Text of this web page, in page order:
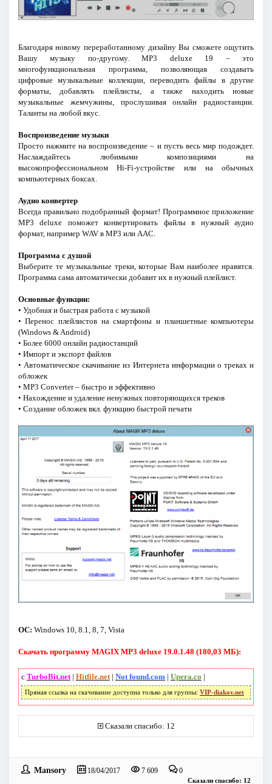
Благодаря новому переработанному дизайну Вы сможете ощутить
Вашу музыку по-другому. MP3 deluxe 19 – это
многофункциональная программа, позволяющая создавать
цифровые музыкальные коллекции, переводить файлы в другие
форматы, добавлять плейлисты, а также находить новые
музыкальные жемчужины, прослушивая онлайн радиостанции.
Таланты на любой вкус.
Воспроизведение музыки
Просто нажмите на воспроизведение – и пусть весь мир подождет.
Наслаждайтесь любимыми композициями на
высокопрофессиональном Hi-Fi-устройстве или на обычных
компьютерных боксах.
Аудио конвертер
Всегда правильно подобранный формат! Программное приложение
MP3 deluxe поможет конвертировать файлы в нужный аудио
формат, например WAV в MP3 или AAC.
Программа с душой
Выберите те музыкальные треки, которые Вам наиболее нравятся.
Программа сама автоматически добавит их в нужный плейлист.
Основные функции:
• Удобная и быстрая работа с музыкой
• Перенос плейлистов на смартфоны и планшетные компьютеры
(Windows & Android)
• Более 6000 онлайн радиостанций
• Импорт и экспорт файлов
• Автоматическое скачивание из Интернета информации о треках и
обложек
• MP3 Converter – быстро и эффективно
• Нахождение и удаление ненужных повторяющихся треков
• Создание обложек вкл. функцию быстрой печати
ОС: Windows 10, 8.1, 8, 7, Vista
Скачать программу MAGIX MP3 deluxe 19.0.1.48 (180,03 МБ):
с TurboBit.net| Hitfile.net| Not found.com| Upera.co |
Прямая ссылка на скачивание доступна только для группы: VIP-diakov.net
Сказали спасибо: 12
Mansory 18/04/2017 7 609 0
Сказали спасибо: 12